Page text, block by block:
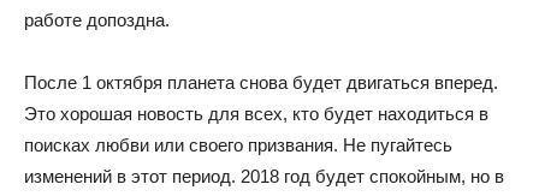
работе допоздна.
После 1 октября планета снова будет двигаться вперед.
Это хорошая новость для всех, кто будет находиться в
поисках любви или своего призвания. Не пугайтесь
изменений в этот период. 2018 год будет спокойным, но в